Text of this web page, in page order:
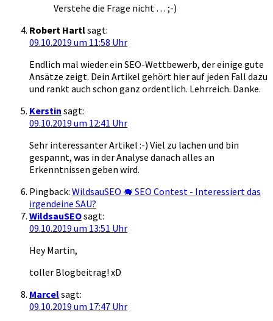
Verstehe die Frage nicht … ;-)
Robert Hartlsagt:
09.10.2019 um 11:58 Uhr
Endlich mal wieder ein SEO-Wettbewerb, der einige gute
Ansätze zeigt. Dein Artikel gehört hier auf jeden Fall dazu
und rankt auch schon ganz ordentlich. Lehrreich. Danke.
Kerstin sagt:
09.10.2019 um 12:41 Uhr
Sehr interessanter Artikel :-) Viel zu lachen und bin
gespannt, was in der Analyse danach alles an
Erkenntnissen geben wird.
Pingback: WildsauSEO 🐗 SEO Contest - Interessiert das
irgendeine SAU?
WildsauSEOsagt:
09.10.2019 um 13:51 Uhr
Hey Martin,
toller Blogbeitrag! xD
Marcelsagt:
09.10.2019 um 17:47 Uhr